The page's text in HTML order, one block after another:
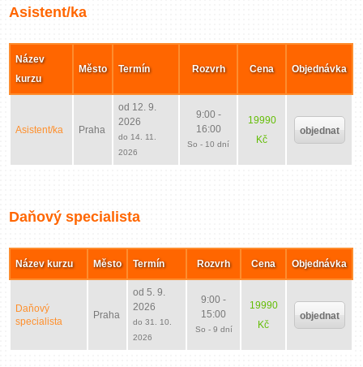
Asistent/ka
Název
kurzu
Město Termín Rozvrh Cena Objednávka
Asistent/ka Praha
od 12. 9.
2026
do 14. 11.
2026
9:00 -
16:00
So - 10 dní
19990
Kč
objednat
Daňový specialista
Název kurzu Město Termín Rozvrh Cena Objednávka
Daňový
specialista
Praha
od 5. 9.
2026
do 31. 10.
2026
9:00 -
15:00
So - 9 dní
19990
Kč
objednat